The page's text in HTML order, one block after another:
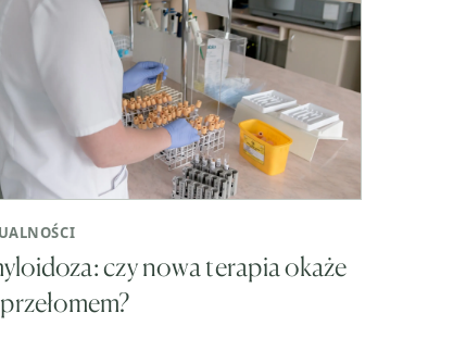
czy nowa terapia okaże